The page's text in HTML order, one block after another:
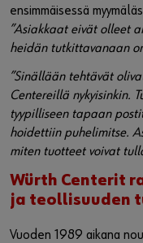
ensimmäisessä
”Asiakkaat eivät olleet
heidän tutkittavanaan
”Sinällään tehtävät
Centereillä nykyisinkin.
tyypilliseen tapaan
hoidettiin puhelimitse.
miten tuotteet voivat
Würth Centerit
ja teollisuuden
Vuoden 1989 aikana